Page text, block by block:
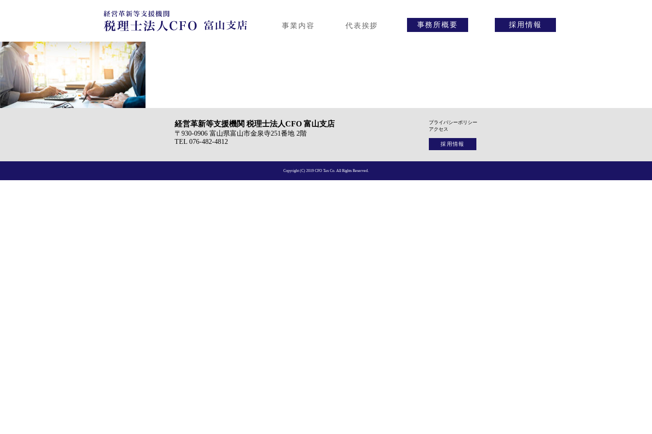
事業内容 代表挨拶 事務所概要 採用情報
経営革新等支援機関 税理士法人CFO 富山支店
〒930-0906 富山県富山市金泉寺251番地 2階
TEL 076-482-4812
プライバシーポリシー
アクセス
採用情報
Copyright (C) 2019 CFO Tax Co. All Rights Reserved.